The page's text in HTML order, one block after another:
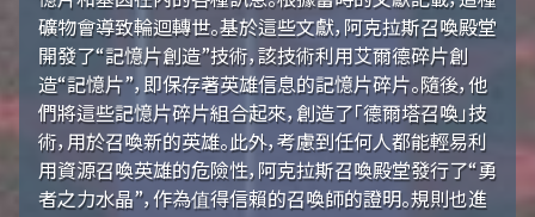
礦物會導致輪迴轉世。基於這些文獻，阿克拉斯召喚殿堂
開發了“記憶片創造”技術，該技術利用艾爾德碎片創
造“記憶片”，即保存著英雄信息的記憶片碎片。隨後，他
們將這些記憶片碎片組合起來，創造了「德爾塔召喚」技
術，用於召喚新的英雄。此外，考慮到任何人都能輕易利
用資源召喚英雄的危險性，阿克拉斯召喚殿堂發行了“勇
者之力水晶”，作為值得信賴的召喚師的證明。規則也進